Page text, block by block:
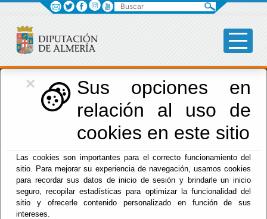
×
Sus opciones en
relación al uso de
cookies en este sitio
Las cookies son importantes para el correcto funcionamiento del
sitio. Para mejorar su experiencia de navegación, usamos cookies
para recordar sus datos de inicio de sesión y brindarle un inicio
seguro, recopilar estadísticas para optimizar la funcionalidad del
sitio y ofrecerle contenido personalizado en función de sus
intereses.
Desarrollo Económico
Menú Desarrollo Económico
Escuchar
Newsletter
Buscar